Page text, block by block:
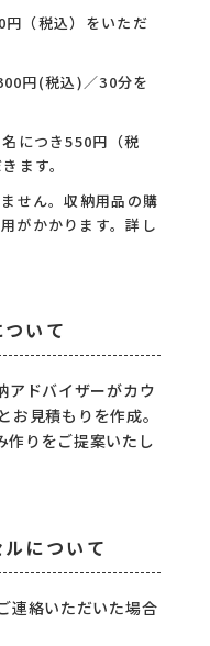
（税込）をいただ
円(税込)／30分を
につき550円（税
ます。
せん。収納用品の購
がかかります。詳し
いて
アドバイザーがカウ
お見積もりを作成。
作りをご提案いたし
について
連絡いただいた場合